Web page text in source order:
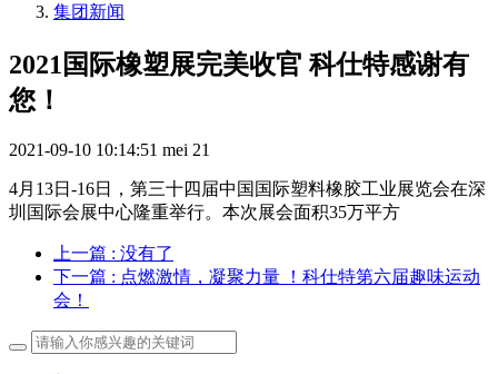
集团新闻
2021国际橡塑展完美收官 科仕特感谢有
您！
2021-09-10 10:14:51 mei 21
4月13日-16日，第三十四届中国国际塑料橡胶工业展览会在深
圳国际会展中心隆重举行。本次展会面积35万平方
上一篇 : 没有了
下一篇 : 点燃激情，凝聚力量 ！科仕特第六届趣味运动
会！